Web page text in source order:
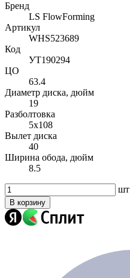
Бренд
LS FlowForming
Артикул
WHS523689
Код
УТ190294
ЦО
63.4
Диаметр диска, дюйм
19
Разболтовка
5x108
Вылет диска
40
Ширина обода, дюйм
8.5
шт
В корзину